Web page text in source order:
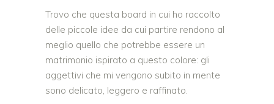
Trovo che questa board in cui ho raccolto
delle piccole idee da cui partire rendono al
meglio quello che potrebbe essere un
matrimonio ispirato a questo colore: gli
aggettivi che mi vengono subito in mente
sono delicato, leggero e raffinato.